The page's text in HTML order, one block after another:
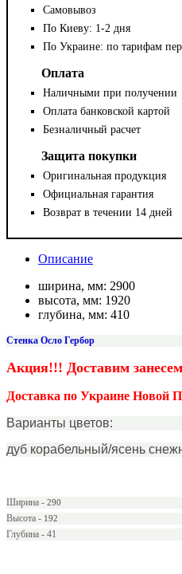
Самовывоз
По Киеву: 1-2 дня
По Украине: по тарифам
Оплата
Наличными при получении
Оплата банковской картой
Безналичный расчет
Защита покупки
Оригинальная продукция
Официальная гарантия
Возврат в течении 14 дней
Описание
ширина, мм: 2900
высота, мм: 1920
глубина, мм: 410
Стенка Осло Гербор
Акция!!! Доставим
Доставка по Украине Новой
Варианты цветов:
дуб корабельный/ясень
Ширина - 290
Высота - 192
Глубина - 41